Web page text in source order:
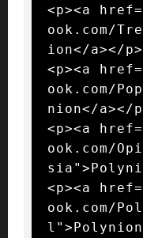
<p><a
ook.com/
ion</a></p>
<p><a
ook.com/
nion</a></
<p><a
ook.com/
<p><a
ook.com/